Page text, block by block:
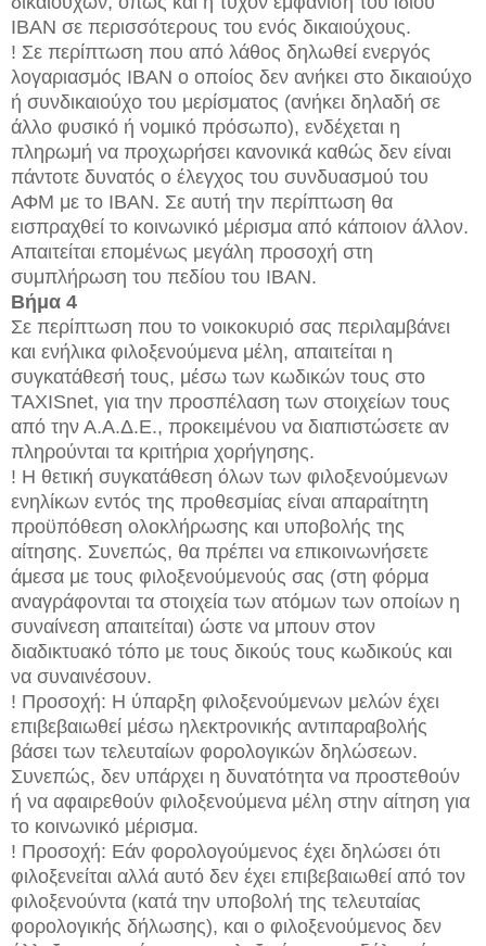
IBAN σε περισσότερους του ενός δικαιούχους.
! Σε περίπτωση που από λάθος δηλωθεί ενεργός
λογαριασμός ΙΒΑΝ ο οποίος δεν ανήκει στο δικαιούχο
ή συνδικαιούχο του μερίσματος (ανήκει δηλαδή σε
άλλο φυσικό ή νομικό πρόσωπο), ενδέχεται η
πληρωμή να προχωρήσει κανονικά καθώς δεν είναι
πάντοτε δυνατός ο έλεγχος του συνδυασμού του
ΑΦΜ με το ΙΒΑΝ. Σε αυτή την περίπτωση θα
εισπραχθεί το κοινωνικό μέρισμα από κάποιον άλλον.
Απαιτείται επομένως μεγάλη προσοχή στη
συμπλήρωση του πεδίου του ΙΒΑΝ.
Βήμα 4
Σε περίπτωση που το νοικοκυριό σας περιλαμβάνει
και ενήλικα φιλοξενούμενα μέλη, απαιτείται η
συγκατάθεσή τους, μέσω των κωδικών τους στο
TAXISnet, για την προσπέλαση των στοιχείων τους
από την Α.Α.Δ.Ε., προκειμένου να διαπιστώσετε αν
πληρούνται τα κριτήρια χορήγησης.
! Η θετική συγκατάθεση όλων των φιλοξενούμενων
ενηλίκων εντός της προθεσμίας είναι απαραίτητη
προϋπόθεση ολοκλήρωσης και υποβολής της
αίτησης. Συνεπώς, θα πρέπει να επικοινωνήσετε
άμεσα με τους φιλοξενούμενούς σας (στη φόρμα
αναγράφονται τα στοιχεία των ατόμων των οποίων η
συναίνεση απαιτείται) ώστε να μπουν στον
διαδικτυακό τόπο με τους δικούς τους κωδικούς και
να συναινέσουν.
! Προσοχή: Η ύπαρξη φιλοξενούμενων μελών έχει
επιβεβαιωθεί μέσω ηλεκτρονικής αντιπαραβολής
βάσει των τελευταίων φορολογικών δηλώσεων.
Συνεπώς, δεν υπάρχει η δυνατότητα να προστεθούν
ή να αφαιρεθούν φιλοξενούμενα μέλη στην αίτηση για
το κοινωνικό μέρισμα.
! Προσοχή: Εάν φορολογούμενος έχει δηλώσει ότι
φιλοξενείται αλλά αυτό δεν έχει επιβεβαιωθεί από τον
φιλοξενούντα (κατά την υποβολή της τελευταίας
φορολογικής δήλωσης), και ο φιλοξενούμενος δεν